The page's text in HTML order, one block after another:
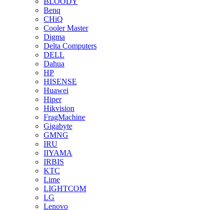
Benq
CHiQ
Cooler Master
Digma
Delta Computers
DELL
Dahua
HP
HISENSE
Huawei
Hiper
Hikvision
FragMachine
Gigabyte
GMNG
IRU
IIYAMA
IRBIS
KTC
Lime
LIGHTCOM
LG
Lenovo